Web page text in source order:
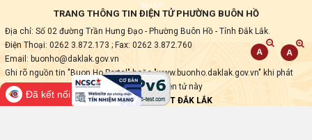
NHẬP
TRANG THÔNG TIN ĐIỆN TỬ PHƯỜNG BUÔN HỒ
Địa chỉ: Số 02 đường Trần Hưng Đạo - Phường Buôn Hồ - Tỉnh Đắk Lắk.
Điện Thoại: 0262 3.872.173 ; Fax: 0262 3.872.760
Email: buonho@daklak.gov.vn
Ghi rõ nguồn tin "Buon Ho Portal" hoặc "www.buonho.daklak.gov.vn" khi phát
hành lại các thông tin từ Trang thông tin điện tử này
Thực hiện bởiVNPT ĐẮK LẮK
Đã kết nối EMC